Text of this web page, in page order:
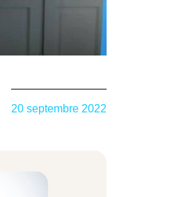
20 septembre 2022